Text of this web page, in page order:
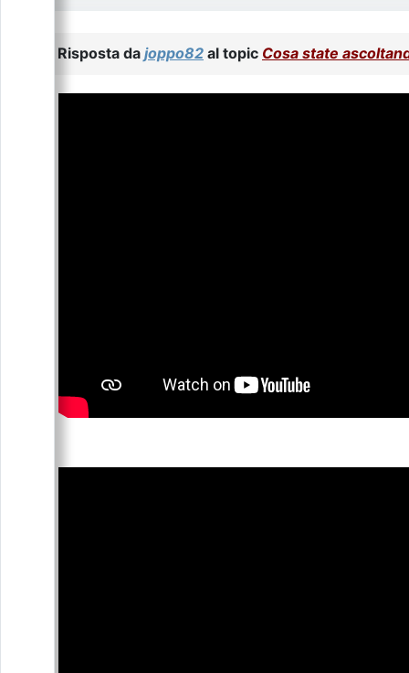
Risposta da joppo82 al topic Cosa state